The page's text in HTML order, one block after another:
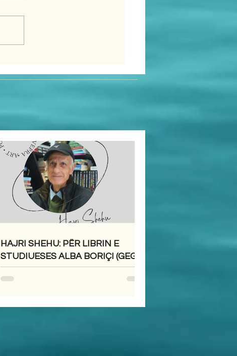
HAJRI SHEHU: PËR LIBRIN E
STUDIUESES ALBA BORIÇI (GEGA)